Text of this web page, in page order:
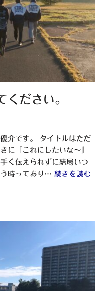
ください。
介です。 タイトルはただ
に「これにしたいな〜」
く伝えられずに結局いつ
う時ってあり… 続きを読む